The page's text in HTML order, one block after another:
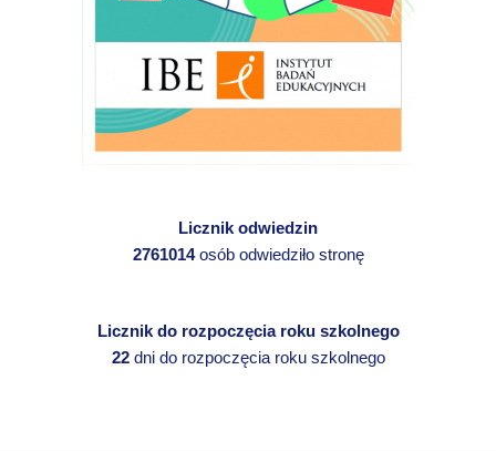
Licznik odwiedzin
2761014osób odwiedziło stronę
Licznik do rozpoczęcia roku szkolnego
22dni do rozpoczęcia roku szkolnego